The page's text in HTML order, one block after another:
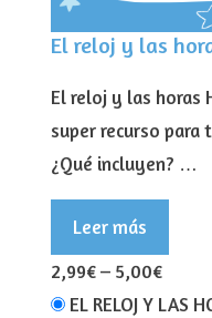
El reloj y las
El reloj y las horas
super recurso para
¿Qué incluyen? …
Leer más
2,99€– 5,00€
EL RELOJ Y LAS